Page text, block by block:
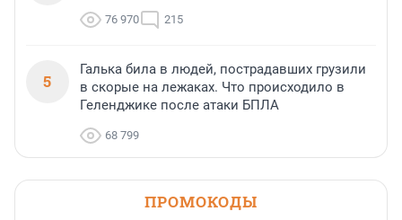
76 970 215
5
Галька била в людей, пострадавших грузили
в скорые на лежаках. Что происходило в
Геленджике после атаки БПЛА
68 799
ПРОМОКОДЫ